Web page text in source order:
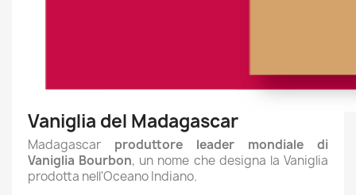
Vaniglia del Madagascar
Madagascar produttore leader mondiale di
Vaniglia Bourbon, un nome che designa la Vaniglia
prodotta nell'Oceano Indiano.